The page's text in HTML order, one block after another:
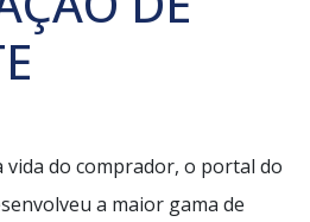
vida do comprador, o portal do
a maior gama de